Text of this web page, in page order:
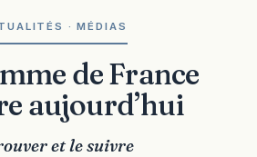
· MÉDIAS
aujourd’hui
et le suivre